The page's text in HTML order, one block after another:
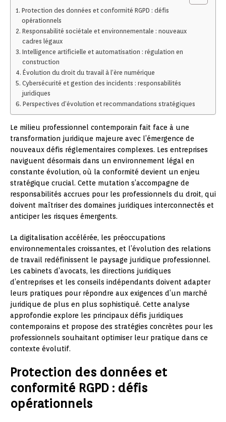
Protection des données et conformité RGPD : défis
opérationnels
Responsabilité sociétale et environnementale : nouveaux
cadres légaux
Intelligence artificielle et automatisation : régulation en
construction
Évolution du droit du travail à l’ère numérique
Cybersécurité et gestion des incidents : responsabilités
juridiques
Perspectives d’évolution et recommandations stratégiques
Le milieu professionnel contemporain fait face à une
transformation juridique majeure avec l’émergence de
nouveaux défis réglementaires complexes. Les entreprises
naviguent désormais dans un environnement légal en
constante évolution, où la conformité devient un enjeu
stratégique crucial. Cette mutation s’accompagne de
responsabilités accrues pour les professionnels du droit, qui
doivent maîtriser des domaines juridiques interconnectés et
anticiper les risques émergents.
La digitalisation accélérée, les préoccupations
environnementales croissantes, et l’évolution des relations
de travail redéfinissent le paysage juridique professionnel.
Les cabinets d’avocats, les directions juridiques
d’entreprises et les conseils indépendants doivent adapter
leurs pratiques pour répondre aux exigences d’un marché
juridique de plus en plus sophistiqué. Cette analyse
approfondie explore les principaux défis juridiques
contemporains et propose des stratégies concrètes pour les
professionnels souhaitant optimiser leur pratique dans ce
contexte évolutif.
Protection des données et
conformité RGPD : défis
opérationnels